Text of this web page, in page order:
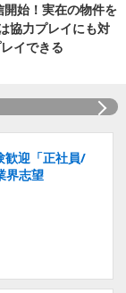
開始！実在の物件を
協力プレイにも対
イできる
歓迎「正社員/
界志望